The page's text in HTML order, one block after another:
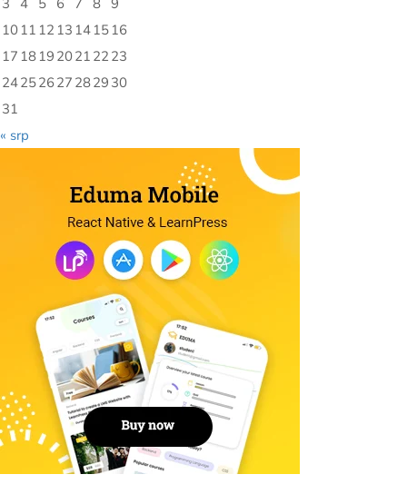
10 11 12 13 14 15 16
17 18 19 2021 22 23
24252627 2829 30
31
« srp